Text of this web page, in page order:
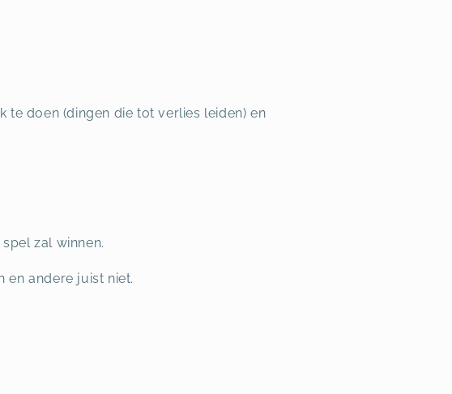
te doen (dingen die tot verlies leiden) en
zal winnen.
en andere juist niet.